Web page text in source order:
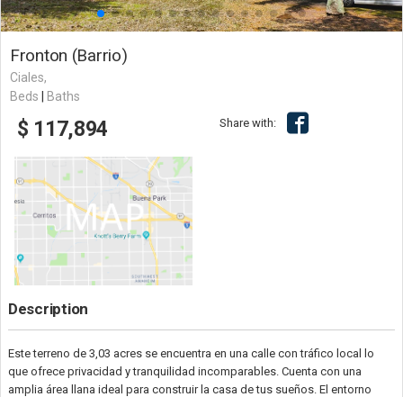
Fronton (Barrio)
Ciales,
Beds
Baths
$ 117,894 Share with:
Description
Este terreno de 3,03 acres se encuentra en una calle con tráfico local lo
que ofrece privacidad y tranquilidad incomparables. Cuenta con una
amplia área llana ideal para construir la casa de tus sueños. El entorno